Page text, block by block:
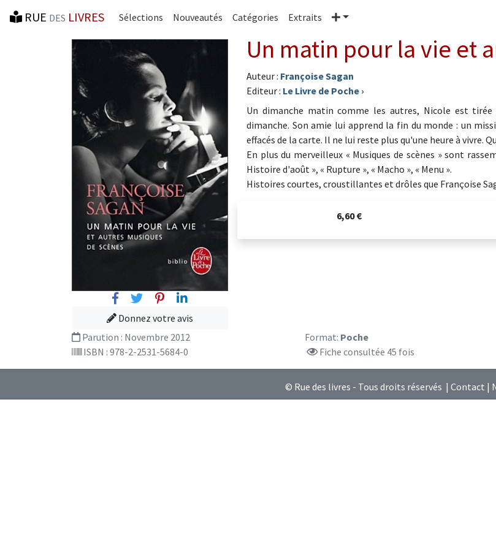
RUE DES LIVRES Sélections Nouveautés Catégories Extraits Plus
FacebookTwitterPinterest
Linkedin
Donnez votre avis
Un matin pour la vie et
Auteur : Françoise Sagan
Editeur : Le Livre de Poche ›
Un dimanche matin comme les autres, Nicole est
dimanche. Son amie lui apprend la fin du monde : un
effacés de la carte. Il ne lui reste plus qu'une heure à vivre.
En plus du merveilleux « Musiques de scènes » sont
Histoire d'août », « Rupture », « Macho », « Menu ».
Histoires courtes, croustillantes et drôles que Françoise
6,60 €
Parution : Novembre 2012 Format: Poche
ISBN : 978-2-2531-5684-0
Fiche consultée 45 fois
© Rue des livres - Tous droits réservés | Contact |